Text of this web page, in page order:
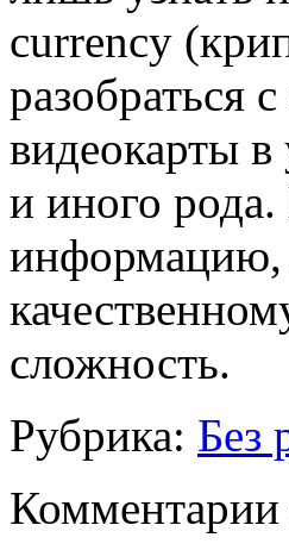
currency
разобраться
видеокарты в
и иного
информацию,
сложность.
Рубрика: Без